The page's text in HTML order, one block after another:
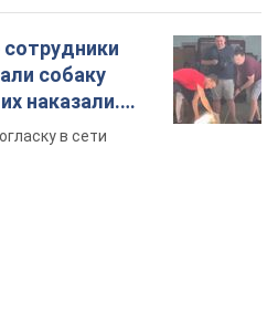
собаку
наказали.
в сети